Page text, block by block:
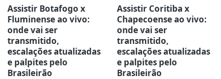
Assistir Botafogo x
Fluminense ao vivo:
onde vai ser
transmitido,
escalações atualizadas
e palpites pelo
Brasileirão
Assistir Coritiba x
Chapecoense ao vivo:
onde vai ser
transmitido,
escalações atualizadas
e palpites pelo
Brasileirão